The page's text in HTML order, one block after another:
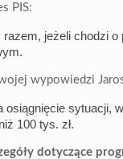
PIS:
razem, jeżeli chodzi
wypowiedzi
osiągnięcie sytuacji,
100 tys. zł.
dotyczące